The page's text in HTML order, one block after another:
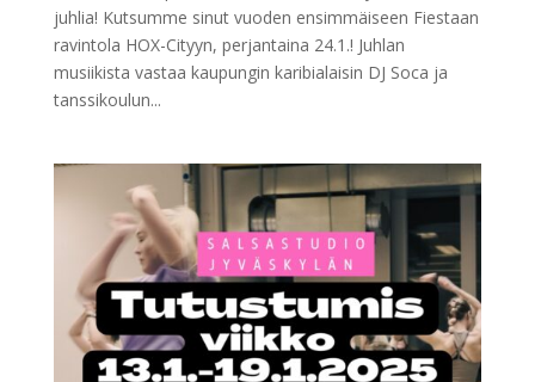
juhlia! Kutsumme sinut vuoden ensimmäiseen Fiestaan
ravintola HOX-Cityyn, perjantaina 24.1.! Juhlan
musiikista vastaa kaupungin karibialaisin DJ Soca ja
tanssikoulun...